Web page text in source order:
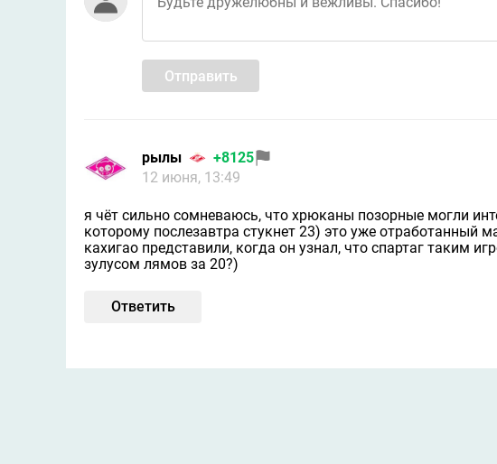
Отправить
рылы
+8125
12 июня, 13:49
я чёт сильно сомневаюсь, что хрюканы позорные могли
которому послезавтра стукнет 23) это уже отработанный
кахигао представили, когда он узнал, что спартаг таким
зулусом лямов за 20?)
Ответить